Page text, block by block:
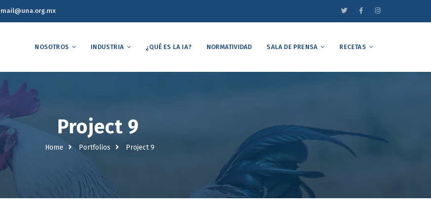
mail@una.org.mx
NOSOTROS INDUSTRIA ¿QUÉ ES LA IA? NORMATIVIDAD SALA DE PRENSA RECETAS
Project 9
Home Portfolios Project 9